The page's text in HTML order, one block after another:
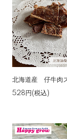
北海道産 仔牛肉
528円(税込)